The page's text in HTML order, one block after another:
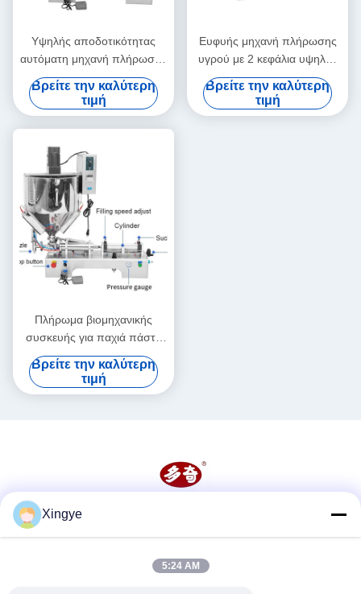
Υψηλής αποδοτικότητας
αυτόματη μηχανή πλήρωσης
κρέμας Σταθερή λειτουργία
Αδιάβροχη
Βρείτε την καλύτερη
τιμή
Ευφυής μηχανή πλήρωσης
υγρού με 2 κεφάλια υψηλής
ακρίβειας για μέλι και χυμό
Βρείτε την καλύτερη
τιμή
Πλήρωμα βιομηχανικής
συσκευής για παχιά πάστα
με θέρμανση
Βρείτε την καλύτερη
τιμή
Xingye
5:24 AM